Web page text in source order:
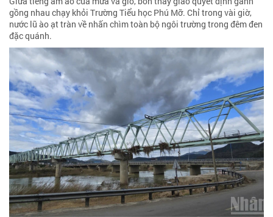
gồng nhau chạy khỏi Trường Tiểu học Phú Mỡ. Chỉ trong vài giờ,
nước lũ ào ạt tràn về nhấn chìm toàn bộ ngôi trường trong đêm đen
đặc quánh.